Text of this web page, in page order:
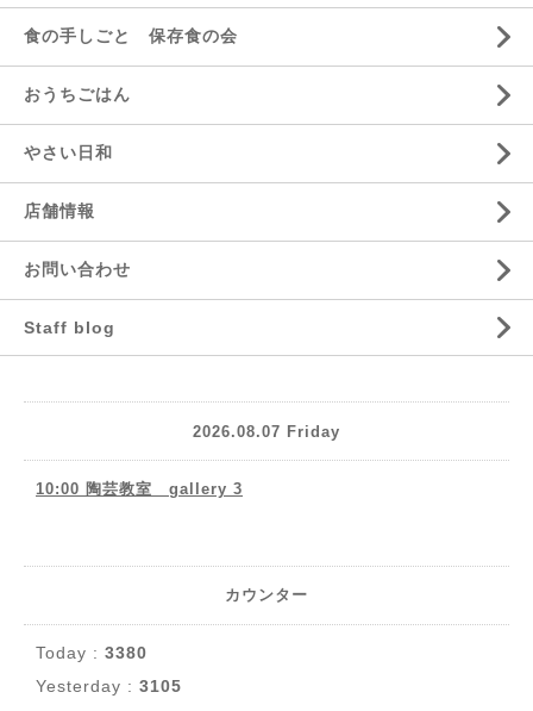
食の手しごと 保存食の会
おうちごはん
やさい日和
店舗情報
お問い合わせ
Staff blog
2026.08.07 Friday
10:00 陶芸教室 gallery 3
カウンター
Today : 3380
Yesterday : 3105